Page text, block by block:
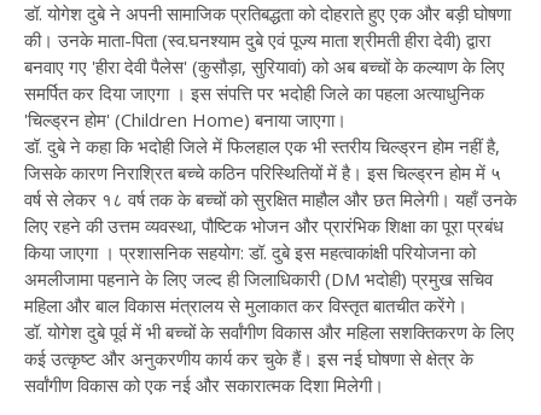
डॉ. योगेश दुबे ने अपनी सामाजिक प्रतिबद्धता को दोहराते हुए एक और बड़ी घोषणा
की। उनके माता-पिता (स्व.घनश्याम दुबे एवं पूज्य माता श्रीमती हीरा देवी) द्वारा
बनवाए गए 'हीरा देवी पैलेस' (कुसौड़ा, सुरियावां) को अब बच्चों के कल्याण के लिए
समर्पित कर दिया जाएगा । इस संपत्ति पर भदोही जिले का पहला अत्याधुनिक
'चिल्ड्रन होम' (Children Home) बनाया जाएगा।
डॉ. दुबे ने कहा कि भदोही जिले में फिलहाल एक भी स्तरीय चिल्ड्रन होम नहीं है,
जिसके कारण निराश्रित बच्चे कठिन परिस्थितियों में है। इस चिल्ड्रन होम में ५
वर्ष से लेकर १८ वर्ष तक के बच्चों को सुरक्षित माहौल और छत मिलेगी। यहाँ उनके
लिए रहने की उत्तम व्यवस्था, पौष्टिक भोजन और प्रारंभिक शिक्षा का पूरा प्रबंध
किया जाएगा । प्रशासनिक सहयोग: डॉ. दुबे इस महत्वाकांक्षी परियोजना को
अमलीजामा पहनाने के लिए जल्द ही जिलाधिकारी (DM भदोही) प्रमुख सचिव
महिला और बाल विकास मंत्रालय से मुलाकात कर विस्तृत बातचीत करेंगे।
डॉ. योगेश दुबे पूर्व में भी बच्चों के सर्वांगीण विकास और महिला सशक्तिकरण के लिए
कई उत्कृष्ट और अनुकरणीय कार्य कर चुके हैं। इस नई घोषणा से क्षेत्र के
सर्वांगीण विकास को एक नई और सकारात्मक दिशा मिलेगी।